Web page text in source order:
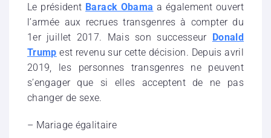
Le président Barack Obama a également ouvert
l’armée aux recrues transgenres à compter du
1er juillet 2017. Mais son successeur Donald
Trump est revenu sur cette décision. Depuis avril
2019, les personnes transgenres ne peuvent
s’engager que si elles acceptent de ne pas
changer de sexe.
– Mariage égalitaire